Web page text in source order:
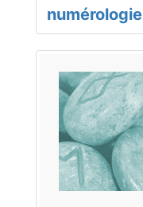
numérologie